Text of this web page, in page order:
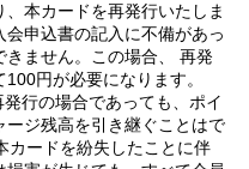
、本カードを再発行いたしま
会申込書の記入に不備があっ
きません。この場合、 再発
円が必要になります。
行の場合であっても、ポイ
ージ残高を引き継ぐことはで
カードを紛失したことに伴